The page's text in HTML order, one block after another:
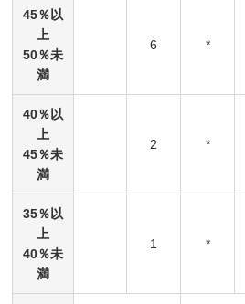
45％以
上
50％未
満
6 *
40％以
上
45％未
満
2 *
35％以
上
40％未
満
1 *